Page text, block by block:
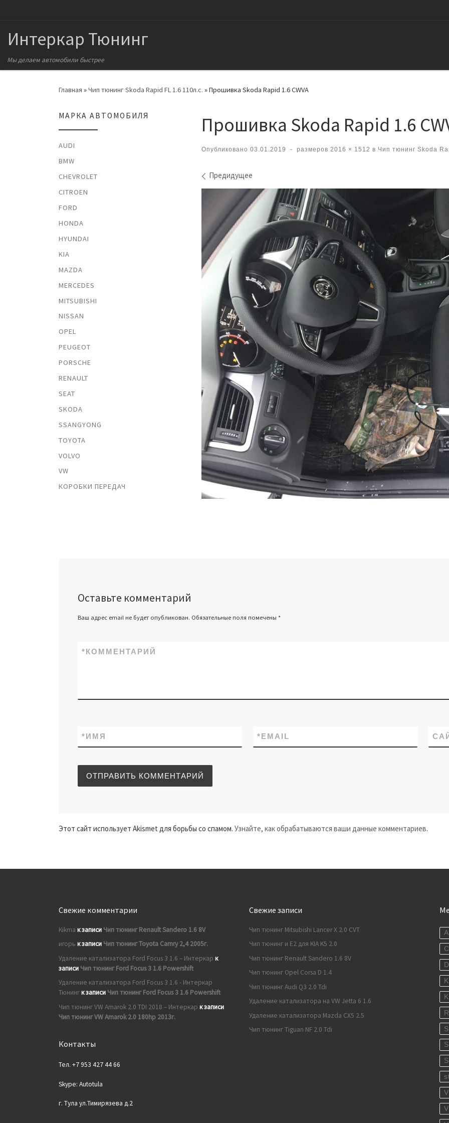
Интеркар Тюнинг
Мы делаем автомобили быстрее
Главная »Чип тюнинг Skoda Rapid FL 1.6 110л.с. »Прошивка Skoda Rapid 1.6 CWVA
Прошивка Skoda Rapid 1.6
Опубликовано 03.01.2019 - размеров 2016 × 1512 в Чип тюнинг Skoda
Навигация по изображениям
Предидущее
Оставьте комментарий
Ваш адрес email не будет опубликован. Обязательные поля помечены *
КОММЕНТАРИЙ
*
ИМЯ
* EMAIL
*
Этот сайт использует Akismet для борьбы со спамом. Узнайте, как обрабатываются ваши данные комментариев.
МАРКА АВТОМОБИЛЯ
AUDI
BMW
CHEVROLET
CITROEN
FORD
HONDA
HYUNDAI
KIA
MAZDA
MERCEDES
MITSUBISHI
NISSAN
OPEL
PEUGEOT
PORSCHE
RENAULT
SEAT
SKODA
SSANGYONG
TOYOTA
VOLVO
VW
КОРОБКИ ПЕРЕДАЧ
Свежие комментарии
Kikma к записи Чип тюнинг Renault Sandero 1.6 8V
игорь к записи Чип тюнинг Toyota Camry 2,4 2005г.
Удаление катализатора Ford Focus 3 1.6 – Интеркар к
записи Чип тюнинг Ford Focus 3 1.6 Powershift
Удаление катализатора Ford Focus 3 1.6 - Интеркар
Тюнингк записи Чип тюнинг Ford Focus 3 1.6 Powershift
Чип тюнинг VW Amarok 2.0 TDI 2018 – Интеркар к записи
Чип тюнинг VW Amarok 2.0 180hp 2013г.
Контакты
Тел. +7 953 427 44 66
Skype: Autotula
г. Тула ул.Тимирязева д.2
Свежие записи
Чип тюнинг Mitsubishi Lancer X 2.0 CVT
Чип тюнинг и E2 для KIA K5 2.0
Чип тюнинг Renault Sandero 1.6 8V
Чип тюнинг Opel Corsa D 1.4
Чип тюнинг Audi Q3 2.0 Tdi
Удаление катализатора на VW Jetta 6 1.6
Удаление катализатора Mazda CX5 2.5
Чип тюнинг Tiguan NF 2.0 Tdi